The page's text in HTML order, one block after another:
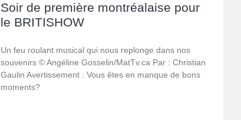
Soir de première montréalaise pour
le BRITISHOW
Un feu roulant musical qui nous replonge dans nos
souvenirs © Angéline Gosselin/MatTv.ca Par : Christian
Gaulin Avertissement : Vous êtes en manque de bons
moments?